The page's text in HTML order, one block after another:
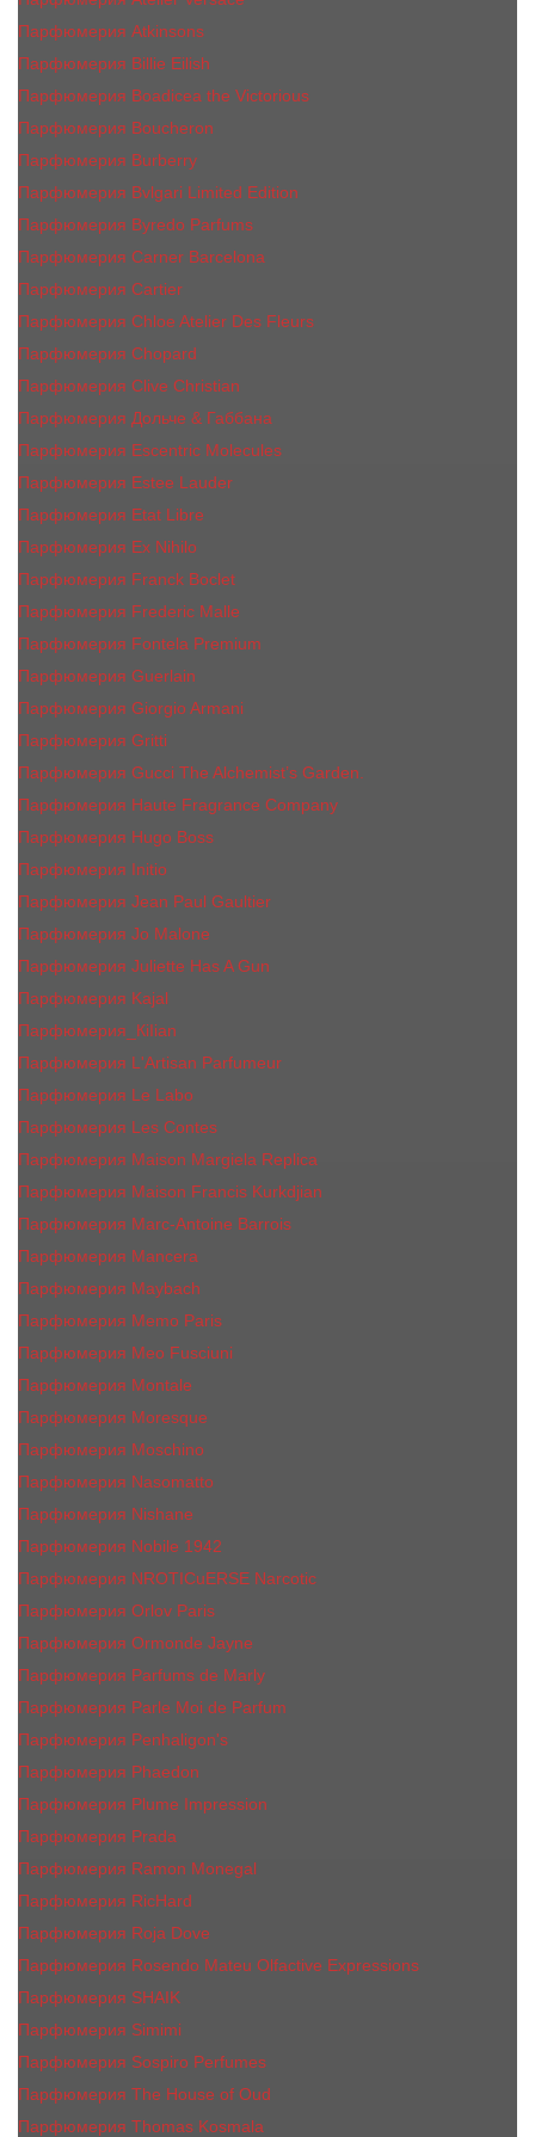
Парфюмерия Atkinsons
Парфюмерия Billie Eilish
Парфюмерия Boadicea the Victorious
Парфюмерия Boucheron
Парфюмерия Burberry
Парфюмерия Bvlgari Limited Edition
Парфюмерия Byredo Parfums
Парфюмерия Carner Barcelona
Парфюмерия Cartier
Парфюмерия Chloe Atelier Des Fleurs
Парфюмерия Сhopard
Парфюмерия Clive Christian
Парфюмерия Дольче & Габбана
Парфюмерия Escentric Molecules
Парфюмерия Estee Lаudеr
Парфюмерия Etat Libre
Парфюмерия Ex Nihilo
Парфюмерия Franck Boclet
Парфюмерия Frеderic Mаlle
Парфюмерия Fontela Premium
Парфюмерия Guerlain
Парфюмерия Giorgio Armani
Парфюмерия Gritti
Парфюмерия Gucci The Alchemist’s Garden.
Парфюмерия Haute Fragrance Company
Парфюмерия Hugo Boss
Парфюмерия Initio
Парфюмерия Jean Paul Gaultier
Парфюмерия Jо Malоnе
Парфюмерия Juliette Has A Gun
Парфюмерия Kajal
Парфюмерия_КiIiаn
Парфюмерия L'Artisan Parfumeur
Парфюмерия Le Labo
Парфюмерия Les Contes
Парфюмерия Maison Margiela Replica
Парфюмерия Maison Francis Kurkdjian
Парфюмерия Marc-Antoine Barrois
Парфюмерия Mancera
Парфюмерия Maybach
Парфюмерия Memo Paris
Парфюмерия Meo Fusciuni
Парфюмерия Montale
Парфюмерия Moresque
Парфюмерия Moschino
Парфюмерия Nasomatto
Парфюмерия Nishane
Парфюмерия Nobile 1942
Парфюмерия NROTICuERSE Narcotic
Парфюмерия Orlov Paris
Парфюмерия Ormonde Jayne
Парфюмерия Parfums de Marly
Парфюмерия Parle Moi de Parfum
Парфюмерия Penhaligon's
Парфюмерия Phaedon
Парфюмерия Plume Impression
Парфюмерия Prada
Парфюмерия Ramon Monegal
Парфюмерия RicHard
Парфюмерия Roja Dove
Парфюмерия Rosendo Mateu Olfactive Expressions
Парфюмерия SHAIK
Парфюмерия Simimi
Парфюмерия Sospiro Perfumes
Парфюмерия The House of Oud
Парфюмерия Thomas Kosmala